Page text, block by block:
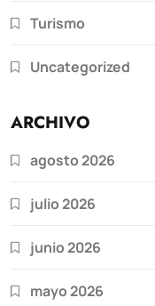
Turismo
Uncategorized
ARCHIVO
agosto 2026
julio 2026
junio 2026
mayo 2026